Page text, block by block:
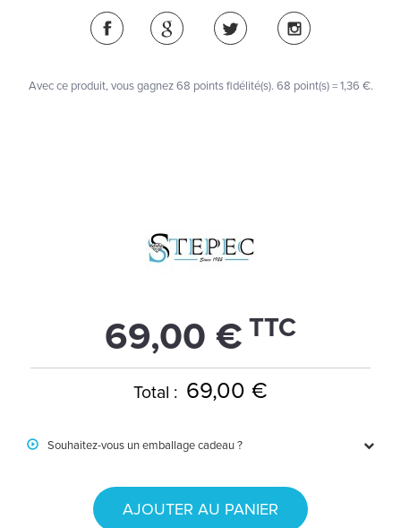
Avec ce produit, vous gagnez68 points fidélité(s). 68 point(s) =1,36 €.
69,00 € TTC
Total : 69,00 €
Souhaitez-vous un emballage cadeau ?
AJOUTER AU PANIER